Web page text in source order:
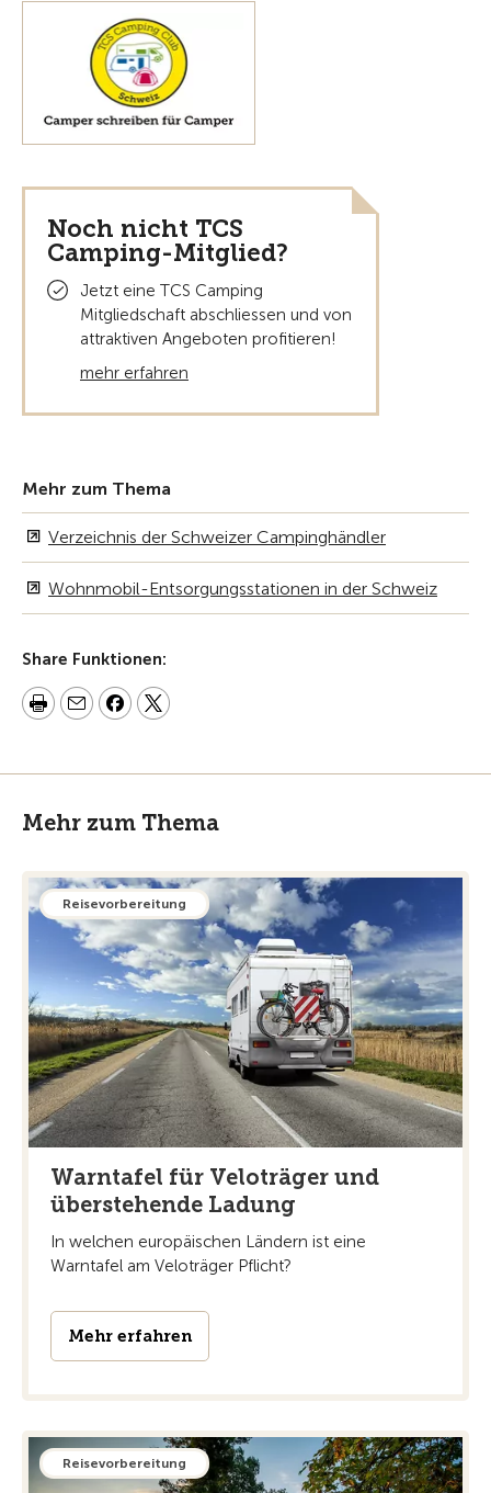
Noch nicht TCS
Camping-Mitglied?
Jetzt eine TCS Camping
Mitgliedschaft abschliessen und von
attraktiven Angeboten profitieren!
mehr erfahren
Mehr zum Thema
Verzeichnis der Schweizer Campinghändler
Wohnmobil-Entsorgungsstationen in der Schweiz
Share Funktionen:
Mehr zum Thema
Reisevorbereitung
Warntafel für Veloträger und
überstehende Ladung
In welchen europäischen Ländern ist eine
Warntafel am Veloträger Pflicht?
Mehr erfahren
Reisevorbereitung